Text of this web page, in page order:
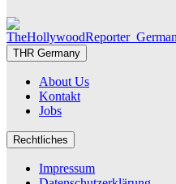
THR Germany
About Us
Kontakt
Jobs
Rechtliches
Impressum